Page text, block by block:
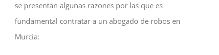
se presentan algunas razones por las que es
fundamental contratar a un abogado de robos en
Murcia: